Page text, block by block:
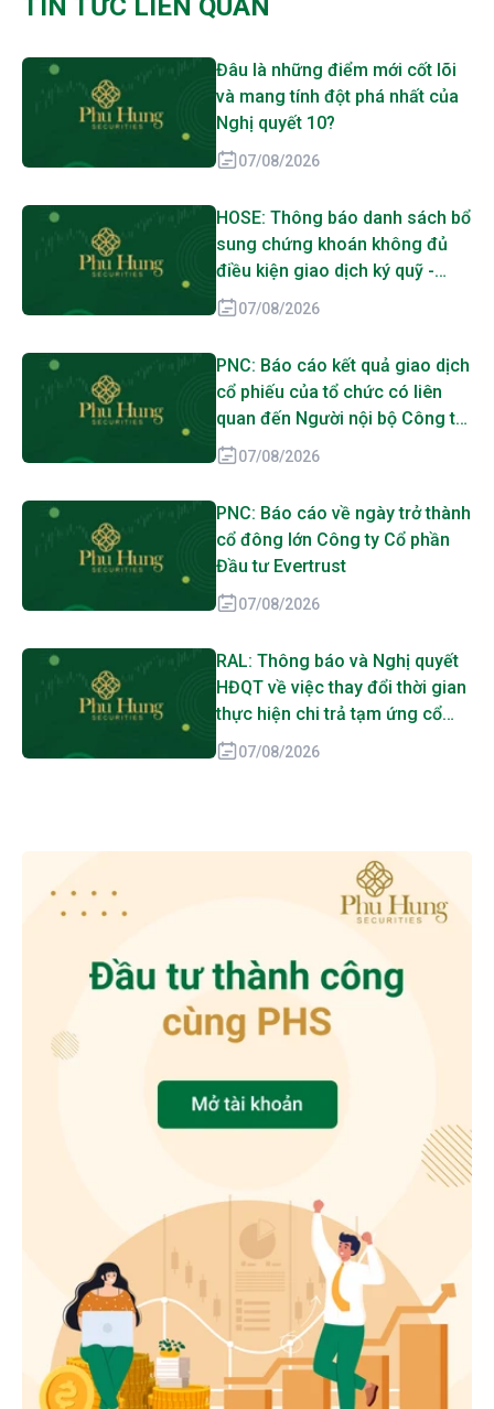
TIN TỨC LIÊN QUAN
Đâu là những điểm mới cốt lõi
và mang tính đột phá nhất của
Nghị quyết 10?
07/08/2026
HOSE: Thông báo danh sách bổ
sung chứng khoán không đủ
điều kiện giao dịch ký quỹ -
DMX
07/08/2026
PNC: Báo cáo kết quả giao dịch
cổ phiếu của tổ chức có liên
quan đến Người nội bộ Công ty
Cổ phần Đầu tư Evertrust, Công
07/08/2026
PNC: Báo cáo về ngày trở thành
cổ đông lớn Công ty Cổ phần
Đầu tư Evertrust
07/08/2026
RAL: Thông báo và Nghị quyết
HĐQT về việc thay đổi thời gian
thực hiện chi trả tạm ứng cổ
tức đợt 1 năm 2026
07/08/2026